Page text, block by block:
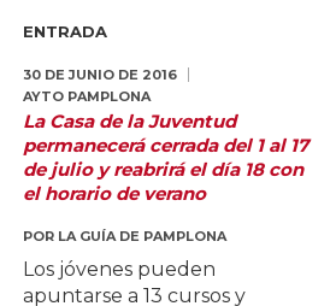
ENTRADA
30 DE JUNIO DE 2016
AYTO PAMPLONA
La Casa de la Juventud
permanecerá cerrada del 1 al 17
de julio y reabrirá el día 18 con
el horario de verano
POR LA GUÍA DE PAMPLONA
Los jóvenes pueden
apuntarse a 13 cursos y